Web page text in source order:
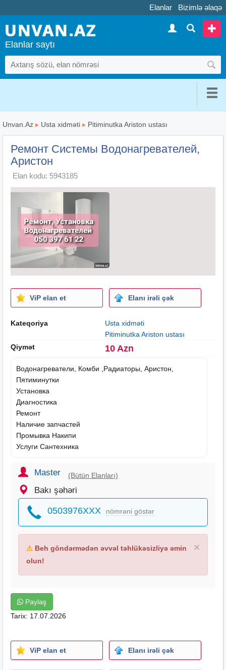
Elanlar Bizimlə əlaqə
Elanlar saytı
Unvan.Az ▸ Usta xidməti ▸ Pitiminutka Ariston ustası
Ремонт Системы Водонагревателей,
Аристон
Elan kodu: 5943185
ViP elan et Elanı irəli çək
Kateqoriya
Usta xidməti
Pitiminutka Ariston ustası
Qiymət
10 Azn
Водонагреватели, Комби ,Радиаторы, Аристон,
Пятиминутки
Установка
Диагностика
Ремонт
Наличие запчастей
Промывка Накипи
Услуги Сантехника
Master (Bütün Elanları)
Bakı şəhəri
0503976XXX nömrəni göstər
×
⚠ Beh göndərmədən əvvəl təhlükəsizliyə əmin
olun!
Paylaş
Tarix: 17.07.2026
ViP elan et Elanı irəli çək